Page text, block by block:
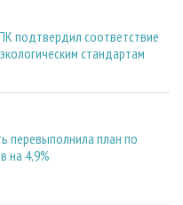
подтвердил соответствие
стандартам
перевыполнила план по
на 4,9%